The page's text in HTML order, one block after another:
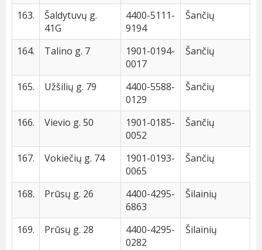
163.
Šaldytuvų g.
41G
4400-5111-
9194
Šančių
164. Talino g. 7
1901-0194-
0017
Šančių
165. Užšilių g. 79
4400-5588-
0129
Šančių
166. Vievio g. 50
1901-0185-
0052
Šančių
167. Vokiečių g. 74
1901-0193-
0065
Šančių
168. Prūsų g. 26
4400-4295-
6863
Šilainių
169. Prūsų g. 28
4400-4295-
0282
Šilainių